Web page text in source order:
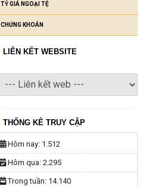
TỶ GIÁ NGOẠI TỆ
CHỨNG KHOÁN
LIÊN KẾT WEBSITE
THỐNG KÊ TRUY CẬP
Hôm nay: 1.512
Hôm qua: 2.295
Trong tuần: 14.140